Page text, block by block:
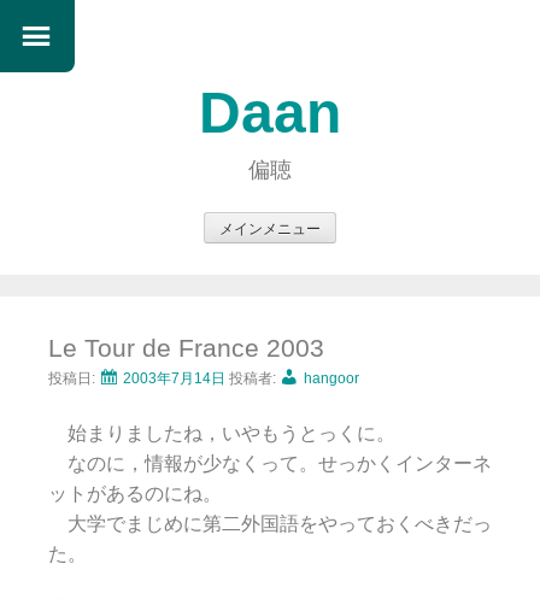
Daan
偏聴
メインメニュー
ン
ツ
ス
キ
ッ
プ
Le Tour de France 2003
投稿日: 2003年7月14日 投稿者: hangoor
始まりましたね，いやもうとっくに。
なのに，情報が少なくって。せっかくインターネ
ットがあるのにね。
大学でまじめに第二外国語をやっておくべきだっ
た。